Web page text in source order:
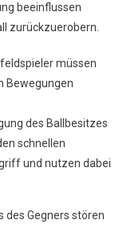
beeinflussen
zurückzuerobern.
müssen
Bewegungen
des Ballbesitzes
schnellen
und nutzen dabei
des Gegners stören